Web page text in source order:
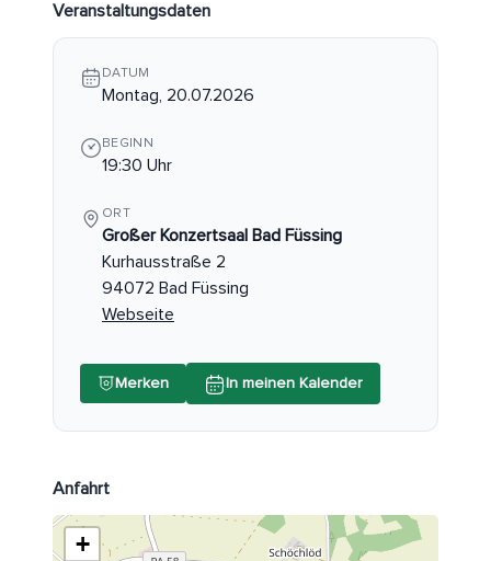
Veranstaltungsdaten
DATUM
Montag, 20.07.2026
BEGINN
19:30 Uhr
ORT
Großer Konzertsaal Bad Füssing
Kurhausstraße 2
94072 Bad Füssing
Webseite
Merken In meinen Kalender
Anfahrt
+